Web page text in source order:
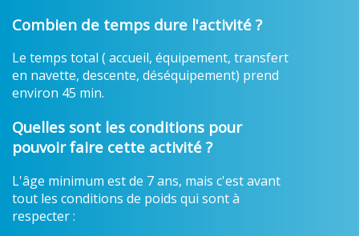
Combien de temps dure l'activité ?
Le temps total ( accueil, équipement, transfert
en navette, descente, déséquipement) prend
environ 45 min.
Quelles sont les conditions pour
pouvoir faire cette activité ?
L'âge minimum est de 7 ans, mais c'est avant
tout les conditions de poids qui sont à
respecter :